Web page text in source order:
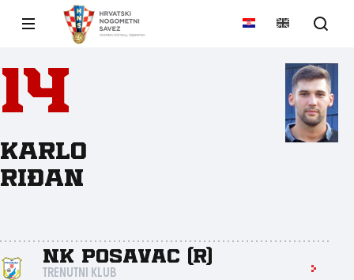
14
Karlo
Riđan
NK Posavac (R)
TRENUTNI KLUB